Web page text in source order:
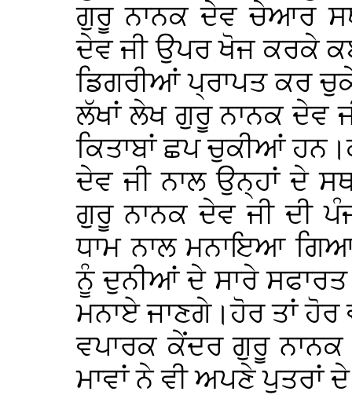
ਗੁਰੂ ਨਾਨਕ ਦੇਵ ਚੇਆਰ
ਦੇਵ ਜੀ ਉਪਰ ਖੋਜ ਕਰਕੇ
ਡਿਗਰੀਆਂ ਪ੍ਰਾਪਤ ਕਰ
ਲੱਖਾਂ ਲੇਖ ਗੁਰੂ ਨਾਨਕ ਦੇਵ
ਕਿਤਾਬਾਂ ਛਪ ਚੁਕੀਆਂ
ਦੇਵ ਜੀ ਨਾਲ ਉਨ੍ਹਾਂ ਦੇ
ਗੁਰੂ ਨਾਨਕ ਦੇਵ ਜੀ ਦੀ
ਧਾਮ ਨਾਲ ਮਨਾਇਆ ਗਿਆ
ਨੂੰ ਦੁਨੀਆਂ ਦੇ ਸਾਰੇ
ਮਨਾਏ ਜਾਣਗੇ।ਹੋਰ ਤਾਂ ਹੋਰ
ਵਪਾਰਕ ਕੇਂਦਰ ਗੁਰੂ
ਮਾਵਾਂ ਨੇ ਵੀ ਅਪਣੇ ਪੁਤਰਾਂ